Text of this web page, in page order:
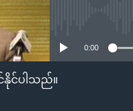
0:00
နိုင်ပါသည်။